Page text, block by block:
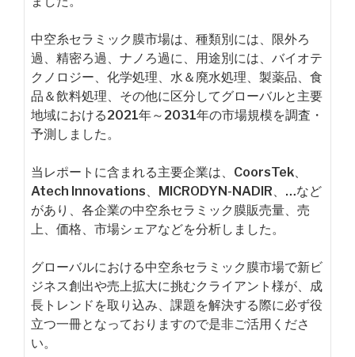
中空糸セラミック膜市場は、種類別には、限外ろ
過、精密ろ過、ナノろ過に、用途別には、バイオテ
クノロジー、化学処理、水＆廃水処理、製薬品、食
品＆飲料処理、その他に区分してグローバルと主要
地域における2021年～2031年の市場規模を調査・
予測しました。
当レポートに含まれる主要企業は、CoorsTek、
Atech Innovations、MICRODYN-NADIR、…など
があり、各企業の中空糸セラミック膜販売量、売
上、価格、市場シェアなどを分析しました。
グローバルにおける中空糸セラミック膜市場で新ビ
ジネス創出や売上拡大に挑むクライアント様が、成
長トレンドを取り込み、課題を解決する際に必ず役
立つ一冊となっておりますので是非ご活用くださ
い。